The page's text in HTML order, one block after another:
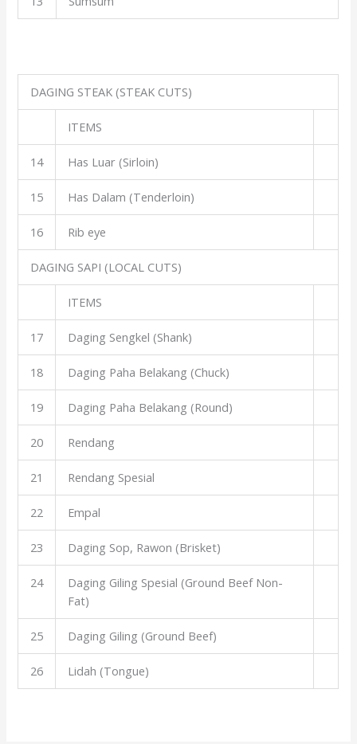
DAGING STEAK (STEAK CUTS)
ITEMS
14 Has Luar (Sirloin)
15 Has Dalam (Tenderloin)
16 Rib eye
DAGING SAPI (LOCAL CUTS)
ITEMS
17 Daging Sengkel (Shank)
18 Daging Paha Belakang (Chuck)
19 Daging Paha Belakang (Round)
20 Rendang
21 Rendang Spesial
22 Empal
23 Daging Sop, Rawon (Brisket)
24
Daging Giling Spesial (Ground Beef Non-
Fat)
25 Daging Giling (Ground Beef)
26 Lidah (Tongue)